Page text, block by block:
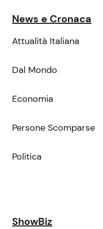
News e Cronaca
Attualità Italiana
Dal Mondo
Economia
Persone Scomparse
Politica
ShowBiz